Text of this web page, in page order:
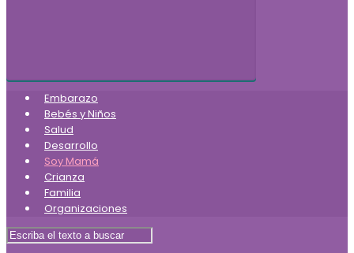
Embarazo
Bebés y Niños
Salud
Desarrollo
Soy Mamá
Crianza
Familia
Organizaciones